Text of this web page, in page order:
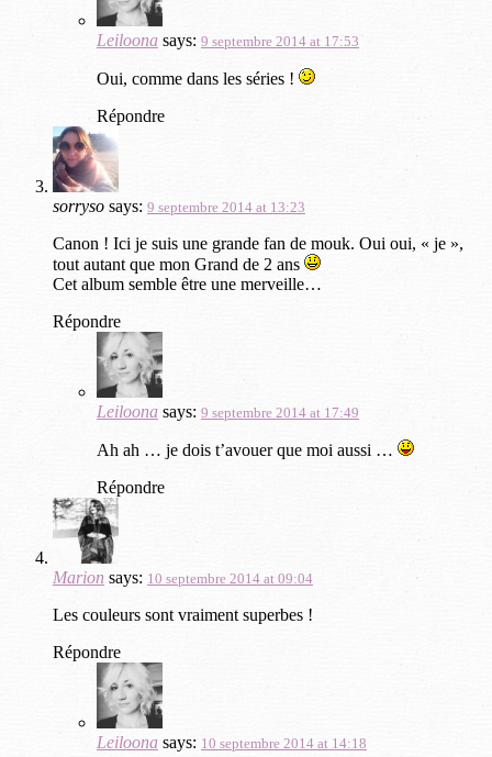
Leiloona says: 9 septembre 2014 at 17:53
Oui, comme dans les séries !
Répondre
sorryso says: 9 septembre 2014 at 13:23
Canon ! Ici je suis une grande fan de mouk. Oui oui, « je »,
tout autant que mon Grand de 2 ans
Cet album semble être une merveille…
Répondre
Leiloona says: 9 septembre 2014 at 17:49
Ah ah … je dois t’avouer que moi aussi …
Répondre
Marion says: 10 septembre 2014 at 09:04
Les couleurs sont vraiment superbes !
Répondre
Leiloona says: 10 septembre 2014 at 14:18